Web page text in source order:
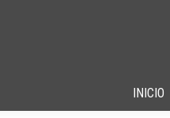
INICIO